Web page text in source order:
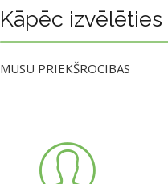
Kāpēc izvēlēties
MŪSU PRIEKŠROCĪBAS